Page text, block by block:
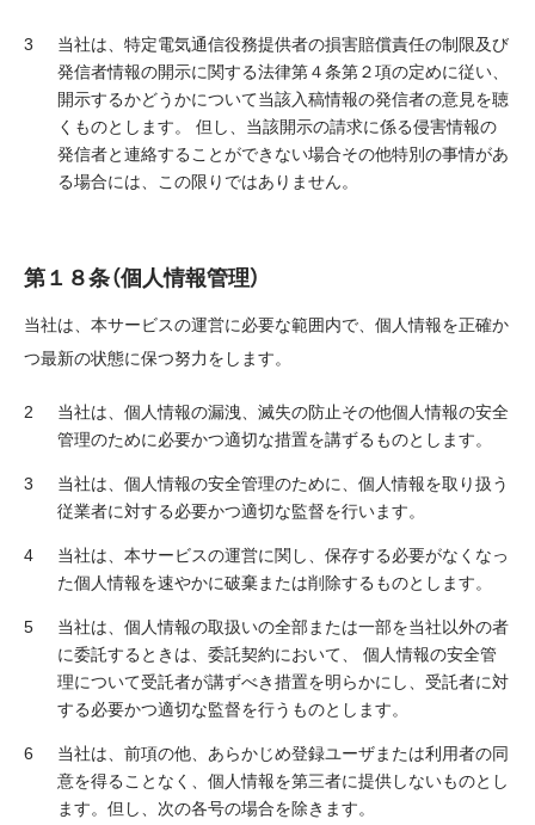
当社は、特定電気通信役務提供者の損害賠償責任の制限及び
発信者情報の開示に関する法律第４条第２項の定めに従い、
開示するかどうかについて当該入稿情報の発信者の意見を聴
くものとします。 但し、当該開示の請求に係る侵害情報の
発信者と連絡することができない場合その他特別の事情があ
る場合には、この限りではありません。
第１８条（個人情報管理）
当社は、本サービスの運営に必要な範囲内で、個人情報を正確か
つ最新の状態に保つ努力をします。
当社は、個人情報の漏洩、滅失の防止その他個人情報の安全
管理のために必要かつ適切な措置を講ずるものとします。
当社は、個人情報の安全管理のために、個人情報を取り扱う
従業者に対する必要かつ適切な監督を行います。
当社は、本サービスの運営に関し、保存する必要がなくなっ
た個人情報を速やかに破棄または削除するものとします。
当社は、個人情報の取扱いの全部または一部を当社以外の者
に委託するときは、委託契約において、 個人情報の安全管
理について受託者が講ずべき措置を明らかにし、受託者に対
する必要かつ適切な監督を行うものとします。
当社は、前項の他、あらかじめ登録ユーザまたは利用者の同
意を得ることなく、個人情報を第三者に提供しないものとし
ます。但し、次の各号の場合を除きます。